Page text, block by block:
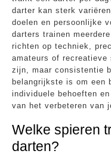
darter kan sterk
doelen en persoonlijke
darters trainen
richten op techniek,
amateurs of
zijn, maar consistentie
belangrijkste is om een
individuele behoeften
van het verbeteren van
Welke spieren
darten?